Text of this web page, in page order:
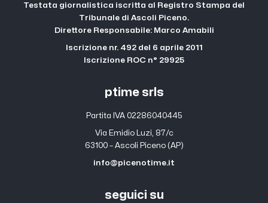
Testata giornalistica iscritta al Registro Stampa del
Tribunale di Ascoli Piceno.
Direttore Responsabile: Marco Amabili
Iscrizione nr. 492 del 6 aprile 2011
Iscrizione ROC n° 29925
ptime srls
Partita IVA 02286040445
Via Emidio Luzi, 87/c
63100 – Ascoli Piceno (AP)
info@picenotime.it
seguici su